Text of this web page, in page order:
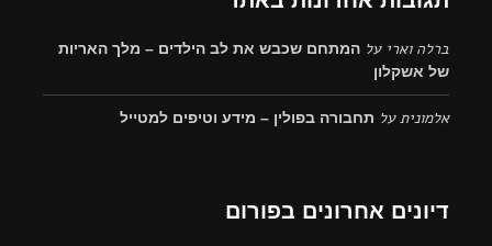
ברלה וארי על המתחם שכבש את לב הילדים – מלך האריות
של אשקלון
אלמוניתעל תחבורה בפולין – מידע וטיפים למטייל
דיונים אחרונים בפורום